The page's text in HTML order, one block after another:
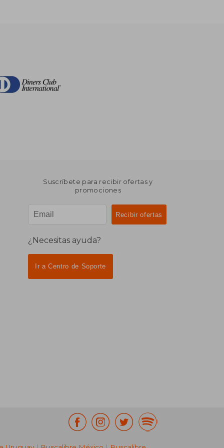
Suscríbete para recibir ofertas y
promociones
¿Necesitas ayuda?
Ir a Centro de Soporte